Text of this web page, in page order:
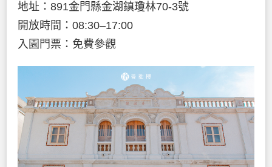
地址：891金門縣金湖鎮瓊林70-3號
開放時間：08:30–17:00
入園門票：免費參觀